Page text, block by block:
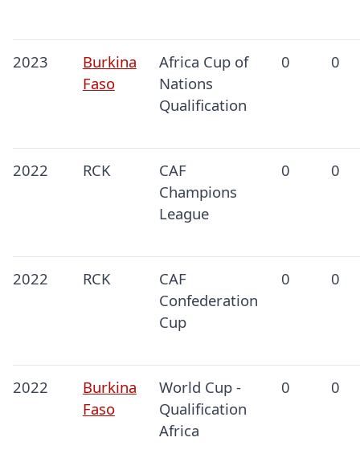
2023
Burkina
Faso
Africa Cup of
Nations
Qualification
0 0
2022 RCK
CAF
Champions
League
0 0
2022 RCK
CAF
Confederation
Cup
0 0
2022
Burkina
Faso
World Cup -
Qualification
Africa
0 0